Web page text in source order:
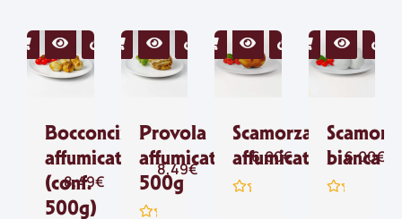
Bocconcini
affumicati
(conf.
500g)
8,49€
Provola
affumicata
500g
8,49€
Scamorza
affumicata
6,00€
bianca
6,00€